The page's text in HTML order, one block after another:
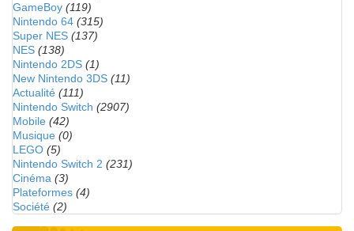
GameBoy (119)
Nintendo 64 (315)
Super NES (137)
NES (138)
Nintendo 2DS (1)
New Nintendo 3DS (11)
Actualité (111)
Nintendo Switch (2907)
Mobile (42)
Musique (0)
LEGO (5)
Nintendo Switch 2 (231)
Cinéma (3)
Plateformes (4)
Société (2)